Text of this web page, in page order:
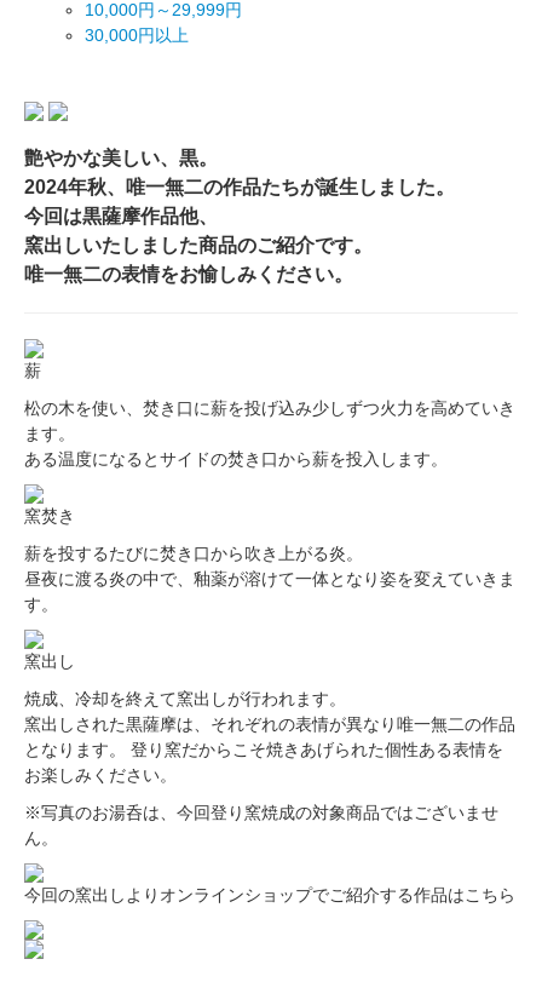
10,000円～29,999円
30,000円以上
艶やかな美しい、黒。
2024年秋、唯一無二の作品たちが誕生しました。
今回は黒薩摩作品他、
窯出しいたしました商品のご紹介です。
唯一無二の表情をお愉しみください。
薪
松の木を使い、焚き口に薪を投げ込み少しずつ火力を高めていき
ます。
ある温度になるとサイドの焚き口から薪を投入します。
窯焚き
薪を投するたびに焚き口から吹き上がる炎。
昼夜に渡る炎の中で、釉薬が溶けて一体となり姿を変えていきま
す。
窯出し
焼成、冷却を終えて窯出しが行われます。
窯出しされた黒薩摩は、それぞれの表情が異なり唯一無二の作品
となります。 登り窯だからこそ焼きあげられた個性ある表情を
お楽しみください。
※写真のお湯呑は、今回登り窯焼成の対象商品ではございませ
ん。
今回の窯出しよりオンラインショップでご紹介する作品はこちら